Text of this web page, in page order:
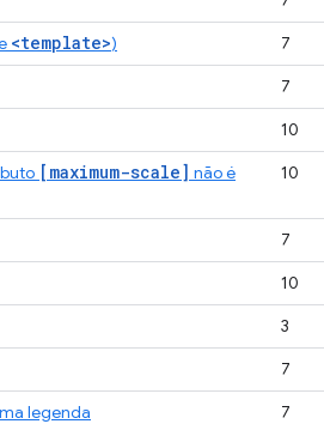
<template>)
7
7
10
[maximum-scale] não é
10
7
10
3
7
legenda
7